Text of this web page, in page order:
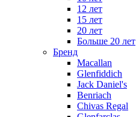
12 лет
15 лет
20 лет
Больше 20 лет
Бренд
Macallan
Glenfiddich
Jack Daniel's
Benriach
Chivas Regal